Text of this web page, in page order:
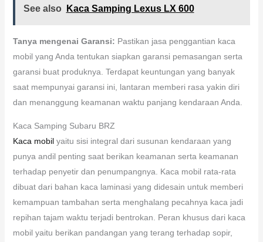
See also Kaca Samping Lexus LX 600
Tanya mengenai Garansi: Pastikan jasa penggantian kaca
mobil yang Anda tentukan siapkan garansi pemasangan serta
garansi buat produknya. Terdapat keuntungan yang banyak
saat mempunyai garansi ini, lantaran memberi rasa yakin diri
dan menanggung keamanan waktu panjang kendaraan Anda.
Kaca Samping Subaru BRZ
Kaca mobilyaitu sisi integral dari susunan kendaraan yang
punya andil penting saat berikan keamanan serta keamanan
terhadap penyetir dan penumpangnya. Kaca mobil rata-rata
dibuat dari bahan kaca laminasi yang didesain untuk memberi
kemampuan tambahan serta menghalang pecahnya kaca jadi
repihan tajam waktu terjadi bentrokan. Peran khusus dari kaca
mobil yaitu berikan pandangan yang terang terhadap sopir,